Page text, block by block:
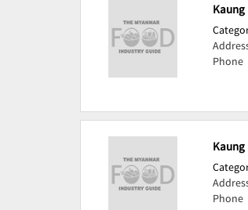
Phone
Phone